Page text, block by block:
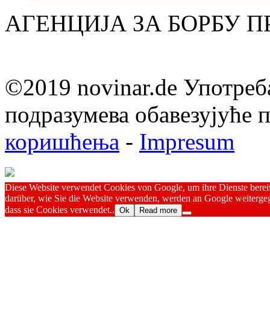
АГЕНЦИЈА ЗА БОРБУ
©2019 novinar.de
подразумева обавезујуће
коришћења - Impresum
Diese Website verwendet Cookies von Google, um ihre Dienste
darüber, wie Sie die Website verwenden, werden an Google
dass sie Cookies verwendet.. Ok Read more